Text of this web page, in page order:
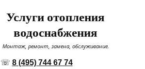
Услуги отопления
водоснабжения
Монтаж, ремонт, замена, обслуживание.
☏ 8 (495) 744 67 74